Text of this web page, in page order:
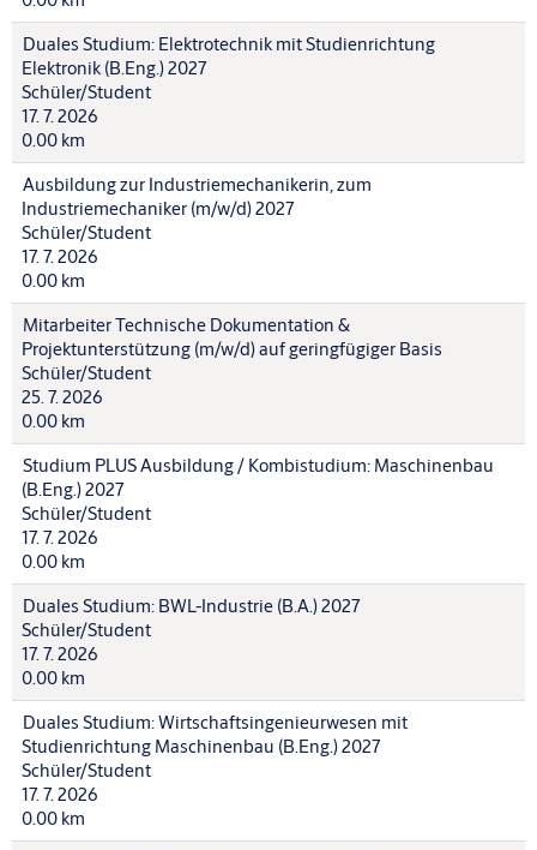
Duales Studium: Elektrotechnik mit Studienrichtung
Elektronik (B.Eng.) 2027
Schüler/Student
17. 7. 2026
0.00 km
Ausbildung zur Industriemechanikerin, zum
Industriemechaniker (m/w/d) 2027
Schüler/Student
17. 7. 2026
0.00 km
Mitarbeiter Technische Dokumentation &
Projektunterstützung (m/w/d) auf geringfügiger Basis
Schüler/Student
25. 7. 2026
0.00 km
Studium PLUS Ausbildung / Kombistudium: Maschinenbau
(B.Eng.) 2027
Schüler/Student
17. 7. 2026
0.00 km
Duales Studium: BWL-Industrie (B.A.) 2027
Schüler/Student
17. 7. 2026
0.00 km
Duales Studium: Wirtschaftsingenieurwesen mit
Studienrichtung Maschinenbau (B.Eng.) 2027
Schüler/Student
17. 7. 2026
0.00 km